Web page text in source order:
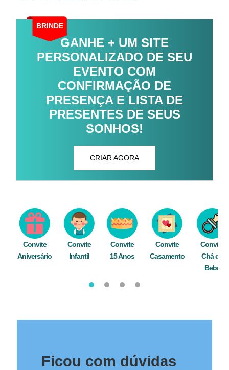
BRINDE
GANHE + UM SITE
PERSONALIZADO DE SEU
EVENTO COM
CONFIRMAÇÃO DE
PRESENÇA E LISTA DE
PRESENTES DE SEUS
SONHOS!
CRIAR AGORA
Convite
Aniversário
Convite
Infantil
Convite
15 Anos
Convite
Casamento
Convite
Chá de
Bebê
Ficou com dúvidas